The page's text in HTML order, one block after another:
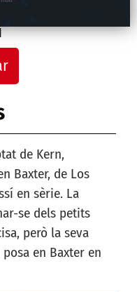
de Kern,
Baxter, de Los
en sèrie. La
se dels petits
però la seva
en Baxter en